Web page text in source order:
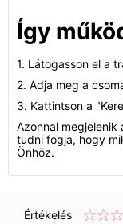
Így
1. Látogasson el a
2. Adja meg a
3. Kattintson a
Azonnal
tudni fogja, hogy
Önhöz.
Értékelés